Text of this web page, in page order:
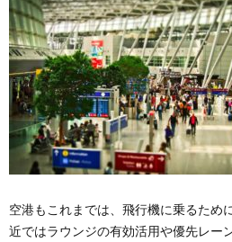
空港もこれまでは、飛行機に乗るため
近ではラウンジの有効活用や優先レー